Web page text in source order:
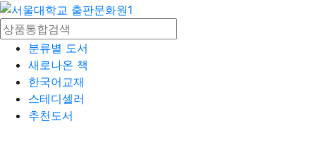
분류별 도서
새로나온 책
한국어교재
스테디셀러
추천도서